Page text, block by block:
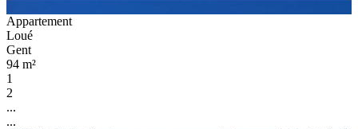
Appartement
Loué
Gent
94 m²
1
2
...
...